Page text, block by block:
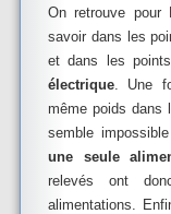
On retrouve pour
savoir dans les
et dans les
électrique. Une
même poids dans
semble
une seule
relevés ont
alimentations.